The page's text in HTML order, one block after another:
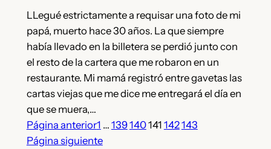
LLegué estrictamente a requisar una foto de mi
papá, muerto hace 30 años. La que siempre
había llevado en la billetera se perdió junto con
el resto de la cartera que me robaron en un
restaurante. Mi mamá registró entre gavetas las
cartas viejas que me dice me entregará el día en
que se muera,…
Página anterior1 … 139140141 142143
Página siguiente